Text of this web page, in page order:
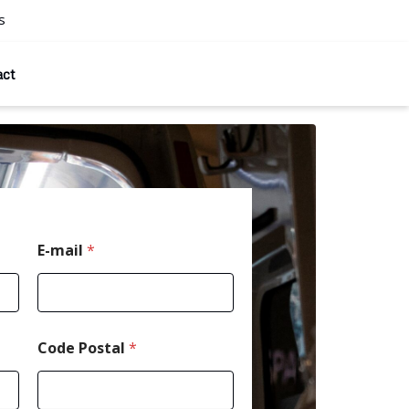
E-mail *
Code Postal *